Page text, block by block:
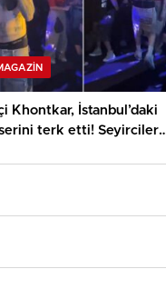
Khontkar, İstanbul’daki
terk etti! Seyirciler